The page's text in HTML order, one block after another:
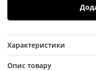
Характеристики
Опис товару